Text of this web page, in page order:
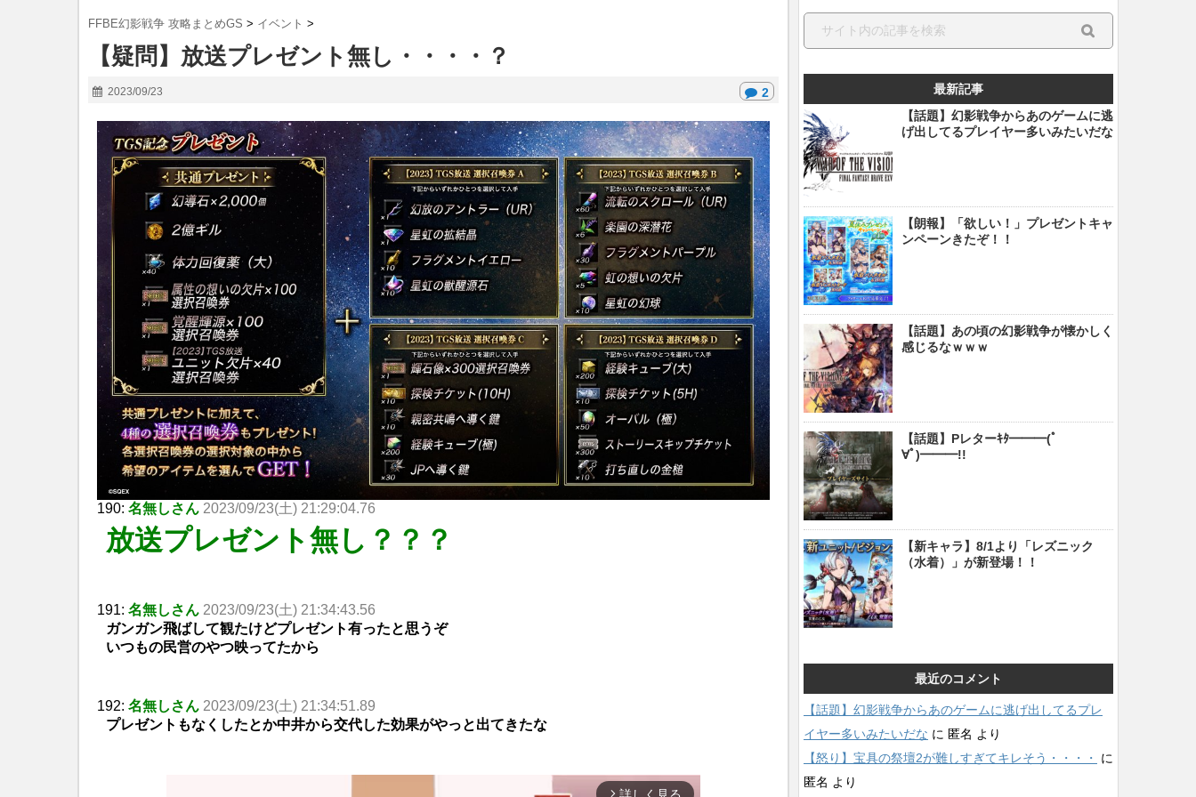
FFBE幻影戦争 攻略まとめGS > イベント >
【疑問】放送プレゼント無し・・・・？
2023/09/23 2
190: 名無しさん 2023/09/23(土) 21:29:04.76
放送プレゼント無し？？？
191: 名無しさん 2023/09/23(土) 21:34:43.56
ガンガン飛ばして観たけどプレゼント有ったと思うぞ
いつもの民営のやつ映ってたから
192: 名無しさん 2023/09/23(土) 21:34:51.89
プレゼントもなくしたとか中井から交代した効果がやっと出てきたな
arrow_forward_ios
最新記事
【話題】幻影戦争からあのゲームに逃
げ出してるプレイヤー多いみたいだな
【朗報】「欲しい！」プレゼントキャ
ンペーンきたぞ！！
【話題】あの頃の幻影戦争が懐かしく
感じるなｗｗｗ
【話題】Pレターｷﾀ━━━(ﾟ
∀ﾟ)━━━!!
【新キャラ】8/1より「レズニック
（水着）」が新登場！！
最近のコメント
【話題】幻影戦争からあのゲームに逃げ出してるプレ
イヤー多いみたいだな に 匿名 より
【怒り】宝具の祭壇2が難しすぎてキレそう・・・・
に
匿名 より